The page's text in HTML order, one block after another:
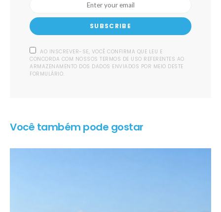
SUBSCRIBE
AO INSCREVER-SE, VOCÊ CONFIRMA QUE LEU E
CONCORDA COM NOSSOS TERMOS DE USO REFERENTES AO
ARMAZENAMENTO DOS DADOS ENVIADOS POR MEIO DESTE
FORMULÁRIO.
Você também pode gostar